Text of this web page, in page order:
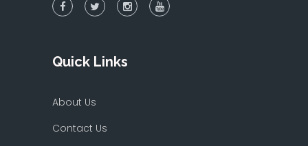
Quick Links
About Us
Contact Us